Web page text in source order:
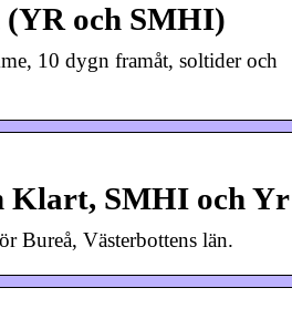
(YR och SMHI)
10 dygn framåt, soltider och
Klart, SMHI och Yr
Bureå, Västerbottens län.